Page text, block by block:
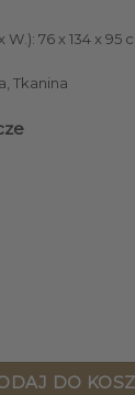
76 x 134 x 95
Tkanina
czarne
DO